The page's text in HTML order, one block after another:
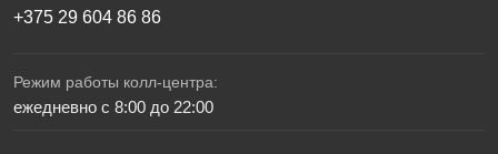
+375 29 604 86 86
Режим работы колл-центра:
ежедневно с 8:00 до 22:00